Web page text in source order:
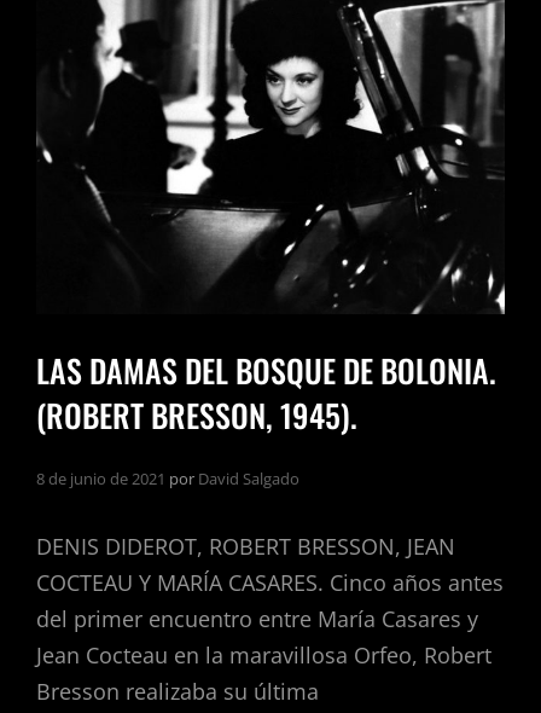
LAS DAMAS DEL BOSQUE DE BOLONIA.
(ROBERT BRESSON, 1945).
8 de junio de 2021 por David Salgado
DENIS DIDEROT, ROBERT BRESSON, JEAN
COCTEAU Y MARÍA CASARES. Cinco años antes
del primer encuentro entre María Casares y
Jean Cocteau en la maravillosa Orfeo, Robert
Bresson realizaba su última